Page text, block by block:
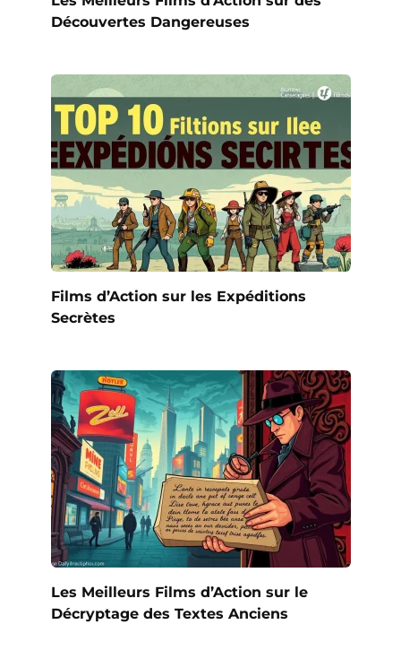
Découvertes Dangereuses
Films d’Action sur les Expéditions
Secrètes
Les Meilleurs Films d’Action sur le
Décryptage des Textes Anciens